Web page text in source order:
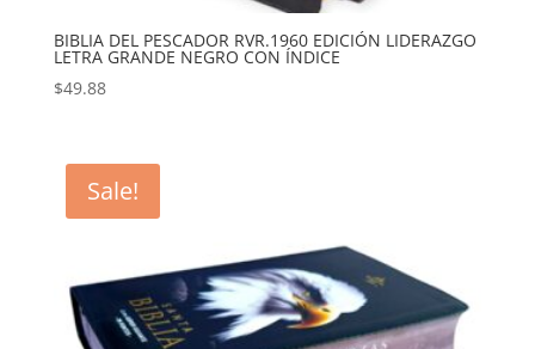
BIBLIA DEL PESCADOR RVR.1960 EDICIÓN LIDERAZGO
LETRA GRANDE NEGRO CON ÍNDICE
$49.88
Sale!